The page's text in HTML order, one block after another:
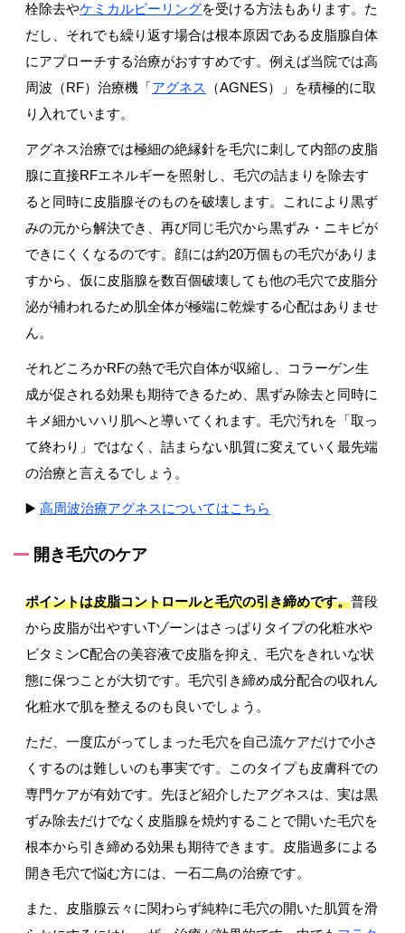
栓除去やケミカルピーリングを受ける方法もあります。た
だし、それでも繰り返す場合は根本原因である皮脂腺自体
にアプローチする治療がおすすめです。例えば当院では高
周波（RF）治療機「アグネス
（AGNES）」を積極的に取
り入れています。
アグネス治療では極細の絶縁針を毛穴に刺して内部の皮脂
腺に直接RFエネルギーを照射し、毛穴の詰まりを除去す
ると同時に皮脂腺そのものを破壊します。これにより黒ず
みの元から解決でき、再び同じ毛穴から黒ずみ・ニキビが
できにくくなるのです。顔には約20万個もの毛穴がありま
すから、仮に皮脂腺を数百個破壊しても他の毛穴で皮脂分
泌が補われるため肌全体が極端に乾燥する心配はありませ
ん。
それどころかRFの熱で毛穴自体が収縮し、コラーゲン生
成が促される効果も期待できるため、黒ずみ除去と同時に
キメ細かいハリ肌へと導いてくれます。毛穴汚れを「取っ
て終わり」ではなく、詰まらない肌質に変えていく最先端
の治療と言えるでしょう。
▶️ 高周波治療アグネスについてはこちら
開き毛穴のケア
ポイントは皮脂コントロールと毛穴の引き締めです。普段
から皮脂が出やすいTゾーンはさっぱりタイプの化粧水や
ビタミンC配合の美容液で皮脂を抑え、毛穴をきれいな状
態に保つことが大切です。毛穴引き締め成分配合の収れん
化粧水で肌を整えるのも良いでしょう。
ただ、一度広がってしまった毛穴を自己流ケアだけで小さ
くするのは難しいのも事実です。このタイプも皮膚科での
専門ケアが有効です。先ほど紹介したアグネスは、実は黒
ずみ除去だけでなく皮脂腺を焼灼することで開いた毛穴を
根本から引き締める効果も期待できます。皮脂過多による
開き毛穴で悩む方には、一石二鳥の治療です。
また、皮脂腺云々に関わらず純粋に毛穴の開いた肌質を滑